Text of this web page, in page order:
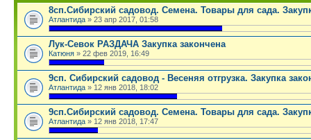
8сп.Сибирский садовод. Семена. Товары для сада.
Атлантида » 23 апр 2017, 01:58
Лук-Севок РАЗДАЧА Закупка закончена
Катюня » 22 фев 2019, 16:49
9сп. Сибирский садовод - Весеняя отгрузка. Закупка
Атлантида » 12 янв 2018, 18:02
9сп.Сибирский садовод. Семена. Товары для сада.
Атлантида » 12 янв 2018, 17:47